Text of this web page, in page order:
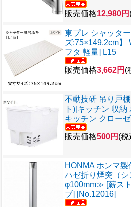
販売価格12,980円
東プレ シャッタ
ズ:75×149.2cm】
フタ 軽量] L15
販売価格3,662円 (
不動技研 吊り戸
ト)[キッチン 収
キッチン クロー
販売価格500円 (税
HONMA ホンマ
ハゼ折り煙突（
φ100mm≫ [薪ス
ブ] [No.12016]